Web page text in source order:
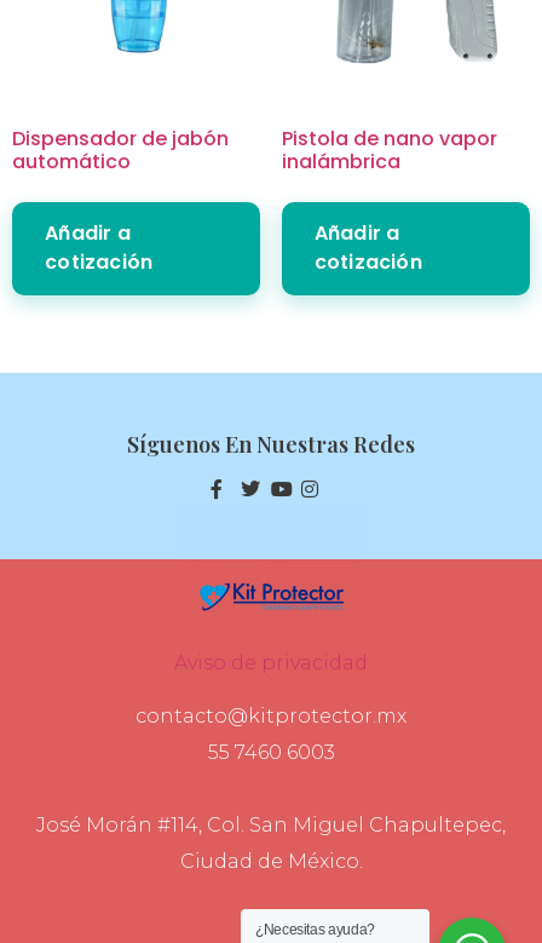
Dispensador de jabón
automático
Añadir a
cotización
Pistola de nano vapor
inalámbrica
Añadir a
cotización
Síguenos En Nuestras Redes
Aviso de privacidad
contacto@kitprotector.mx
55 7460 6003
José Morán #114, Col. San Miguel Chapultepec,
Ciudad de México.
¿Necesitas ayuda?